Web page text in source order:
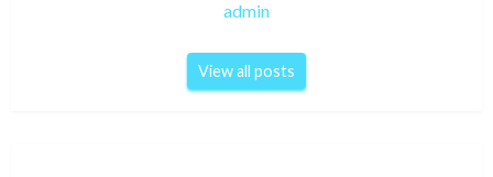
admin
View all posts